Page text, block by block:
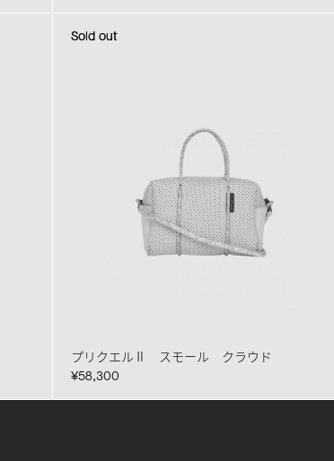
Sold out
Sold out
プリクエルⅡ スモール クラウド
¥58,300